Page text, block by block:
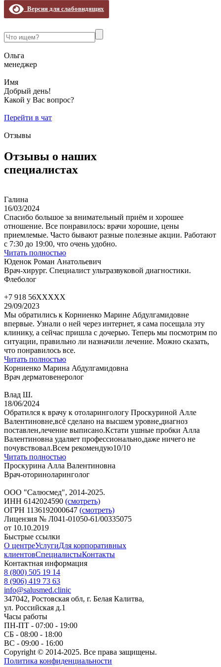
Версия для слабовидящих
Ольга
менеджер
Имя
Добрый день!
Какой у Вас вопрос?
Перейти в чат
Отзывы
Отзывы о наших
специалистах
Галина
16/03/2024
Спасибо большое за внимательный приём и хорошее
отношение. Все понравилось: врачи хорошие, цены
приемлемые. Часто бывают разные полезные акции. Работают
с 7:30 до 19:00, что очень удобно.
Читать полностью
Юденок Роман Анатольевич
Врач-хирург. Специалист ультразвуковой диагностики.
Флеболог
+7 918 56XXXXX
29/09/2023
Мы обратились к Корниенко Марине Абдулгамидовне
впервые. Узнали о ней через интернет, я сама посещала эту
клинику, а сейчас пришла с дочерью. Теперь мы посмотрим по
ситуации, правильно ли назначили лечение. Можно сказать,
что понравилось все.
Читать полностью
Корниенко Марина Абдулгамидовна
Врач дерматовенеролог
Влад Ш.
18/06/2024
Обратился к врачу к отоларингологу Проскуриной Алле
Валентиновне,всё сделано на высшем уровне,диагноз
поставлен,лечение выписано.Кстати ушные пробки Алла
Валентиновна удаляет профессионально,даже ничего не
почувствовал.Всем рекомендую10/10
Читать полностью
Проскурина Алла Валентиновна
Врач-оториноларинголог
ООО "Салюсмед", 2014-2025.
ИНН 6142024590 (смотреть)
ОГРН 1136192000647 (смотреть)
Лицензия № Л041-01050-61/00335075
от 10.10.2019
Быстрые ссылки
О центреУслугиДля корпоративных
клиентовСпециалистыКонтакты
Контактная информация
8 (800) 505 19 14
8 (906) 419 73 63
info@salusmed.clinic
347042, Ростовская обл, г. Белая Калитва,
ул. Российская д.1
Часы работы
ПН-ПТ - 07:00 - 19:00
СБ - 08:00 - 18:00
ВС - 09:00 - 16:00
Copyright © 2014-2025. Все права защищены.
Политика конфиденциальности